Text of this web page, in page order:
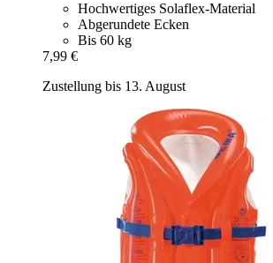
Hochwertiges Solaflex-Material
Abgerundete Ecken
Bis 60 kg
7,99 €
Zustellung bis 13. August